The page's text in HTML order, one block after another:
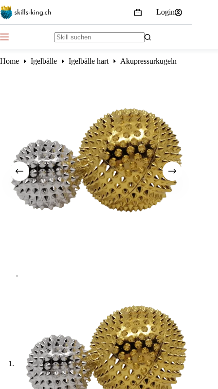
Skip
to
content
Shopping
cart
Login
Home
Igelbälle Igelbälle hart Akupressurkugeln